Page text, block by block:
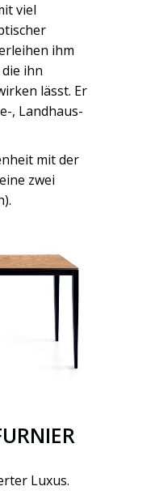
viel
ihm
ihn
lässt. Er
, Landhaus-
mit der
zwei
Luxus.